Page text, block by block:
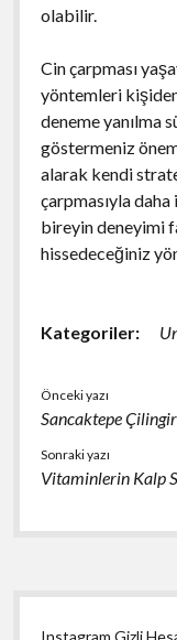
olabilir.
Cin çarpması
yöntemleri
deneme yanılma
göstermeniz
alarak kendi
çarpmasıyla
bireyin deneyimi
hissedeceğiniz
Kategoriler:
Önceki yazı
Sancaktepe Çilingir
Sonraki yazı
Vitaminlerin Kalp
Yan
Instagram Gizli